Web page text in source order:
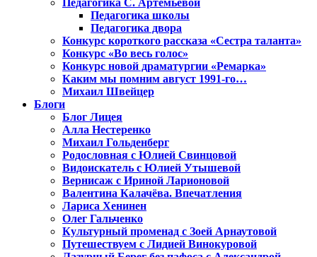
Педагогика С. Артемьевой
Педагогика школы
Педагогика двора
Конкурс короткого рассказа «Сестра таланта»
Конкурс «Во весь голос»
Конкурс новой драматургии «Ремарка»
Каким мы помним август 1991-го…
Михаил Швейцер
Блоги
Блог Лицея
Алла Нестеренко
Михаил Гольденберг
Родословная с Юлией Свинцовой
Видоискатель с Юлией Утышевой
Вернисаж с Ириной Ларионовой
Валентина Калачёва. Впечатления
Лариса Хенинен
Олег Гальченко
Культурный променад с Зоей Арнаутовой
Путешествуем с Лидией Винокуровой